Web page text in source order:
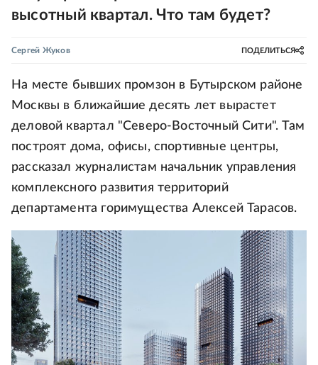
высотный квартал. Что там будет?
Сергей Жуков ПОДЕЛИТЬСЯ
На месте бывших промзон в Бутырском районе
Москвы в ближайшие десять лет вырастет
деловой квартал "Северо-Восточный Сити". Там
построят дома, офисы, спортивные центры,
рассказал журналистам начальник управления
комплексного развития территорий
департамента горимущества Алексей Тарасов.